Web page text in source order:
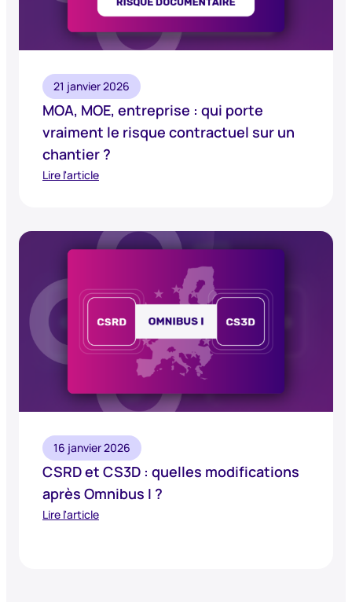
21 janvier 2026
MOA, MOE, entreprise : qui porte
vraiment le risque contractuel sur un
chantier ?
Lire l'article
16 janvier 2026
CSRD et CS3D : quelles modifications
après Omnibus I ?
Lire l'article